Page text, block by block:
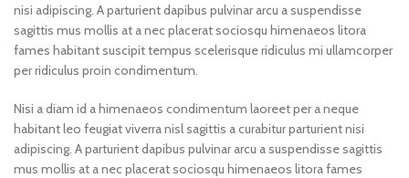
nisi adipiscing. A parturient dapibus pulvinar arcu a suspendisse
sagittis mus mollis at a nec placerat sociosqu himenaeos litora
fames habitant suscipit tempus scelerisque ridiculus mi ullamcorper
per ridiculus proin condimentum.
Nisi a diam id a himenaeos condimentum laoreet per a neque
habitant leo feugiat viverra nisl sagittis a curabitur parturient nisi
adipiscing. A parturient dapibus pulvinar arcu a suspendisse sagittis
mus mollis at a nec placerat sociosqu himenaeos litora fames